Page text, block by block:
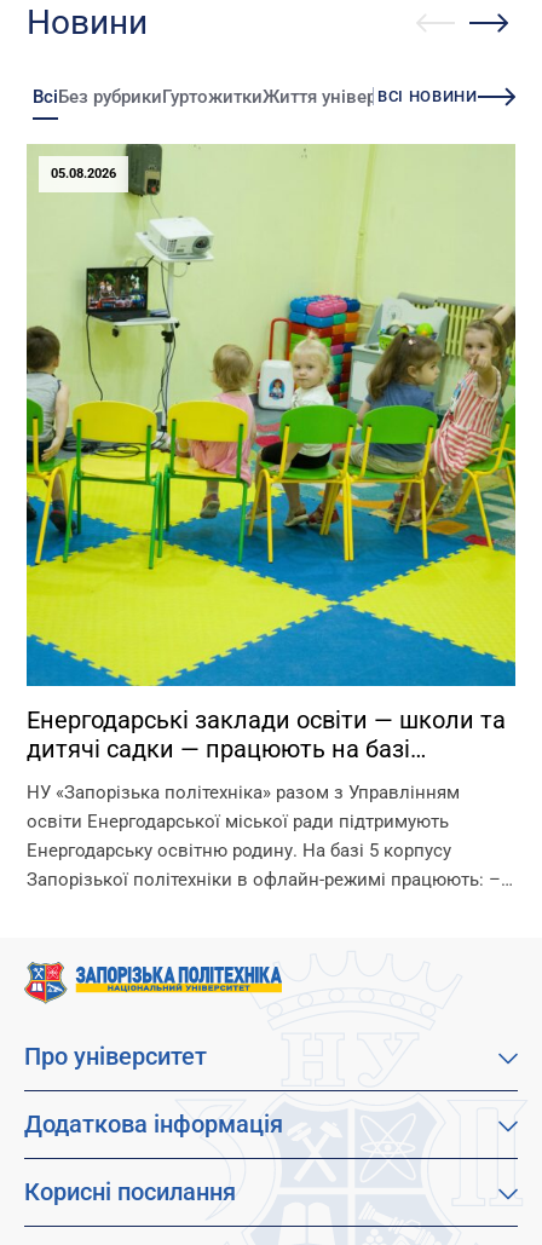
Новини
ВсіБез рубрикиГуртожиткиЖиття університетуЗміни
ВСІ НОВИНИ
05.08.2026
Енергодарські заклади освіти — школи та
дитячі садки — працюють на базі
НУ «Запорізька політехніка» разом з Управлінням
освіти Енергодарської міської ради підтримують
Енергодарську освітню родину. На базі 5 корпусу
Запорізької політехніки в офлайн-режимі працюють: –
Про університет
Місія, візія та цінності
Факультети
Додаткова інформація
Дистанційне навчання
Корисні посилання